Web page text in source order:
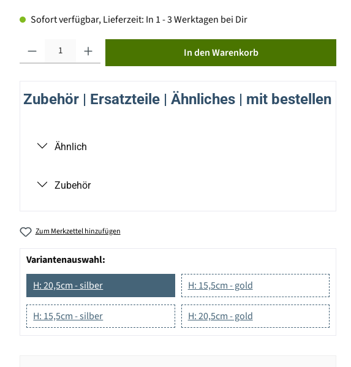
Sofort verfügbar, Lieferzeit: In 1 - 3 Werktagen bei Dir
In den Warenkorb
Zubehör | Ersatzteile | Ähnliches | mit bestellen
Ähnlich
Zubehör
Zum Merkzettel hinzufügen
Variantenauswahl:
H: 20,5cm - silber
H: 15,5cm - gold
H: 15,5cm - silber H: 20,5cm - gold